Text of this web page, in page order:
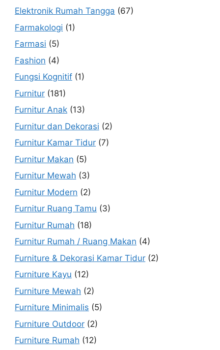
Elektronik Rumah Tangga (67)
Farmakologi (1)
Farmasi (5)
Fashion (4)
Fungsi Kognitif (1)
Furnitur (181)
Furnitur Anak (13)
Furnitur dan Dekorasi (2)
Furnitur Kamar Tidur (7)
Furnitur Makan (5)
Furnitur Mewah (3)
Furnitur Modern (2)
Furnitur Ruang Tamu (3)
Furnitur Rumah (18)
Furnitur Rumah / Ruang Makan (4)
Furniture & Dekorasi Kamar Tidur (2)
Furniture Kayu (12)
Furniture Mewah (2)
Furniture Minimalis (5)
Furniture Outdoor (2)
Furniture Rumah (12)